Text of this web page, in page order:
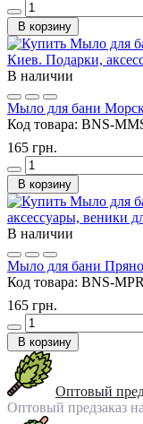
В корзину
В наличии
Мыло для бани
Код товара: BNS-
165 грн.
В корзину
В наличии
Мыло для бани
Код товара: BNS-
165 грн.
В корзину
Оптовый
Оптовый предзаказ